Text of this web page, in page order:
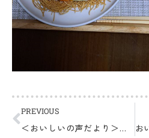
PREVIOUS
＜おいしいの声だより＞～ミナオスの晩ごはんより～9/30（金）